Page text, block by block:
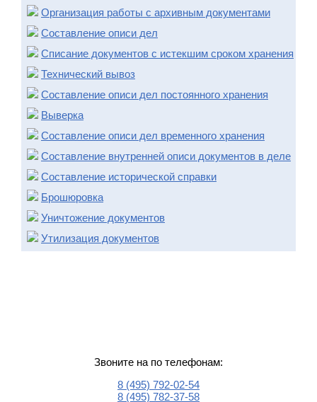
Организация работы с архивным документами
Составление описи дел
Списание документов с истекшим сроком хранения
Технический вывоз
Составление описи дел постоянного хранения
Выверка
Составление описи дел временного хранения
Составление внутренней описи документов в деле
Составление исторической справки
Брошюровка
Уничтожение документов
Утилизация документов
Звоните на по телефонам:
8 (495) 792-02-54
8 (495) 782-37-58